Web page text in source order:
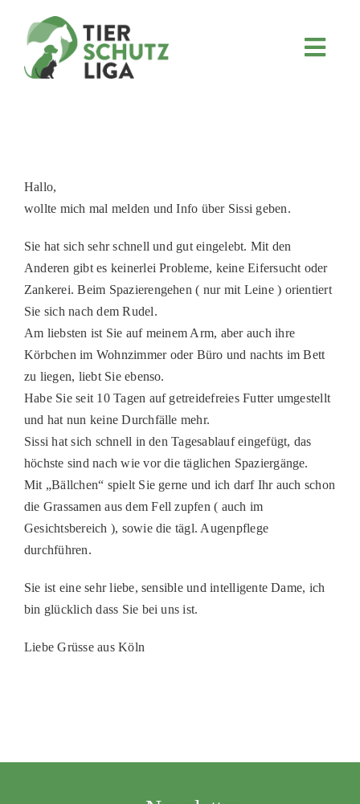
MITMACHEN
FÖRDERN & VERERBEN
KOOPERATIONEN
4KIDS
TIERHEIMTIERE
TIERHEIME
PATENSCHAFTEN
HELFER WERDEN
RATGEBER
Hallo,
wollte mich mal melden und Info über Sissi geben.
Sie hat sich sehr schnell und gut eingelebt. Mit den
Anderen gibt es keinerlei Probleme, keine Eifersucht oder
Zankerei. Beim Spazierengehen ( nur mit Leine ) orientiert
Sie sich nach dem Rudel.
Am liebsten ist Sie auf meinem Arm, aber auch ihre
Körbchen im Wohnzimmer oder Büro und nachts im Bett
zu liegen, liebt Sie ebenso.
Habe Sie seit 10 Tagen auf getreidefreies Futter umgestellt
und hat nun keine Durchfälle mehr.
Sissi hat sich schnell in den Tagesablauf eingefügt, das
höchste sind nach wie vor die täglichen Spaziergänge.
Mit „Bällchen“ spielt Sie gerne und ich darf Ihr auch schon
die Grassamen aus dem Fell zupfen ( auch im
Gesichtsbereich ), sowie die tägl. Augenpflege
durchführen.
Sie ist eine sehr liebe, sensible und intelligente Dame, ich
bin glücklich dass Sie bei uns ist.
Liebe Grüsse aus Köln